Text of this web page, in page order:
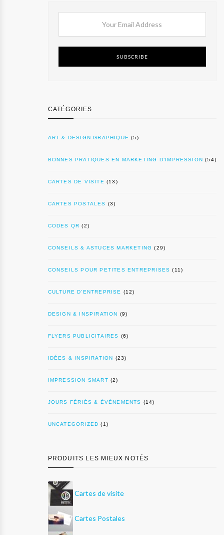
SUBSCRIBE
CATÉGORIES
ART & DESIGN GRAPHIQUE (5)
BONNES PRATIQUES EN MARKETING D’IMPRESSION (54)
CARTES DE VISITE (13)
CARTES POSTALES (3)
CODES QR (2)
CONSEILS & ASTUCES MARKETING (29)
CONSEILS POUR PETITES ENTREPRISES (11)
CULTURE D’ENTREPRISE (12)
DESIGN & INSPIRATION (9)
FLYERS PUBLICITAIRES (6)
IDÉES & INSPIRATION (23)
IMPRESSION SMART (2)
JOURS FÉRIÉS & ÉVÉNEMENTS (14)
UNCATEGORIZED (1)
PRODUITS LES MIEUX NOTÉS
Cartes de visite
Cartes Postales